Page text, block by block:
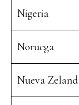
Nigeria
Noruega
Nueva